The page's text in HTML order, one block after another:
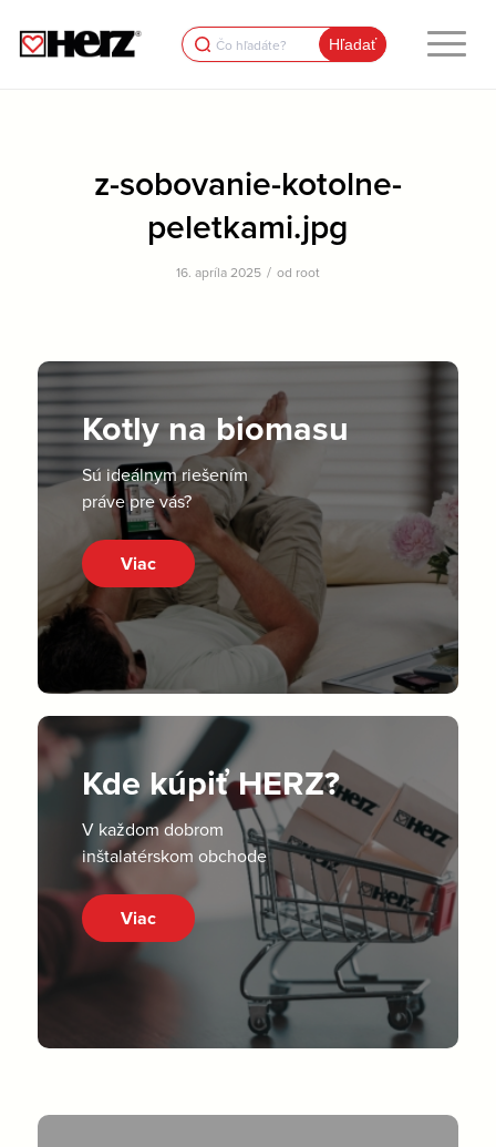
Search
for:
z-sobovanie-kotolne-
peletkami.jpg
16. apríla 2025 / od root
Kotly na biomasu
Sú ideálnym riešením
práve pre vás?
Viac
Kde kúpiť HERZ?
V každom dobrom
inštalatérskom obchode
Viac